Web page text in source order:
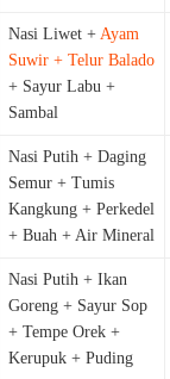
Nasi Liwet + Ayam
Suwir + Telur Balado
+ Sayur Labu +
Sambal
Nasi Putih + Daging
Semur + Tumis
Kangkung + Perkedel
+ Buah + Air Mineral
Nasi Putih + Ikan
Goreng + Sayur Sop
+ Tempe Orek +
Kerupuk + Puding